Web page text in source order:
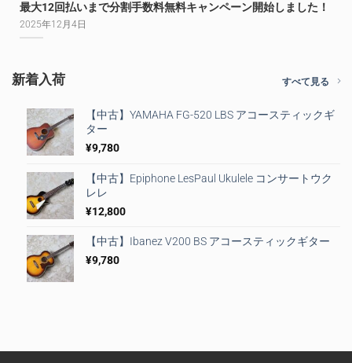
最大12回払いまで分割手数料無料キャンペーン開始しました！
2025年12月4日
新着入荷 すべて見る
【中古】YAMAHA FG-520 LBS アコースティックギ
ター
¥9,780
【中古】Epiphone LesPaul Ukulele コンサートウク
レレ
¥12,800
【中古】Ibanez V200 BS アコースティックギター
¥9,780